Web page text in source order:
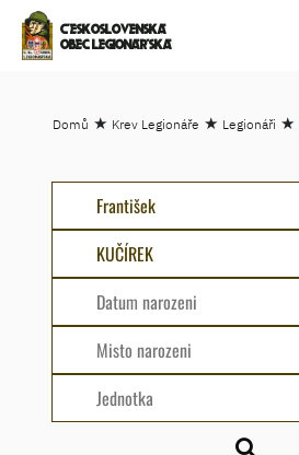
ČESKOSLOVENSKÁ
OBEC LEGIONÁŘSKÁ
Domů ★ Krev Legionáře ★ Legionáři ★